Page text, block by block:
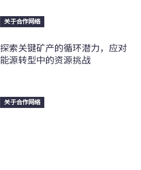
关于合作网络
关于合作网络
探索关键矿产的循环潜力，应对
能源转型中的资源挑战